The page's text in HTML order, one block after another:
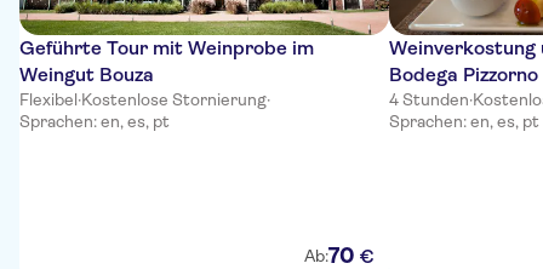
Geführte Tour mit Weinprobe im
Weingut Bouza
Flexibel·Kostenlose Stornierung·
Sprachen: en, es, pt
Ab:70 €
Bodega
4 Stunden·
Sprachen: en, es, pt